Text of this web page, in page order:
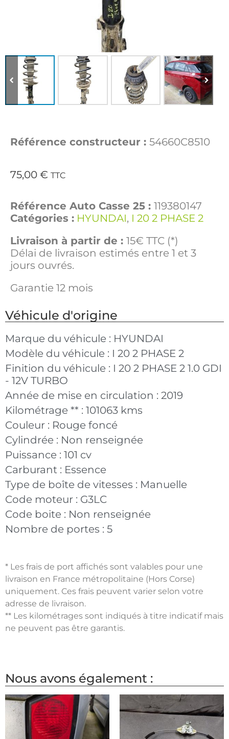
Référence constructeur : 54660C8510
75,00 € TTC
Référence Auto Casse 25 : 119380147
Catégories : HYUNDAI, I 20 2 PHASE 2
Livraison à partir de : 15€ TTC (*)
Délai de livraison estimés entre 1 et 3
jours ouvrés.
Garantie 12 mois
Véhicule d'origine
Marque du véhicule : HYUNDAI
Modèle du véhicule : I 20 2 PHASE 2
Finition du véhicule : I 20 2 PHASE 2 1.0 GDI
- 12V TURBO
Année de mise en circulation : 2019
Kilométrage ** : 101063 kms
Couleur : Rouge foncé
Cylindrée : Non renseignée
Puissance : 101 cv
Carburant : Essence
Type de boîte de vitesses : Manuelle
Code moteur : G3LC
Code boite : Non renseignée
Nombre de portes : 5
* Les frais de port affichés sont valables pour une
livraison en France métropolitaine (Hors Corse)
uniquement. Ces frais peuvent varier selon votre
adresse de livraison.
** Les kilométrages sont indiqués à titre indicatif mais
ne peuvent pas être garantis.
Nous avons également :